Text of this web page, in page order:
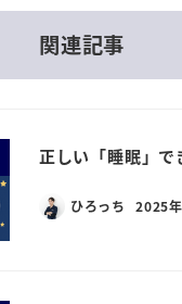
関連記事
正しい「睡眠」で
ひろっち 2025